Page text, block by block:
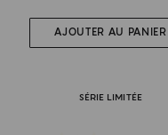
AJOUTER AU PANIER
SÉRIE LIMITÉE